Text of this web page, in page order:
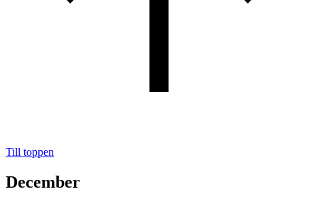
Till toppen
December